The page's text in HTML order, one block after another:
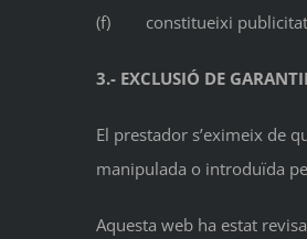
(f) constitueixi publicitat
3.- EXCLUSIÓ DE
El prestador s’eximeix de
manipulada o introduïda
Aquesta web ha estat